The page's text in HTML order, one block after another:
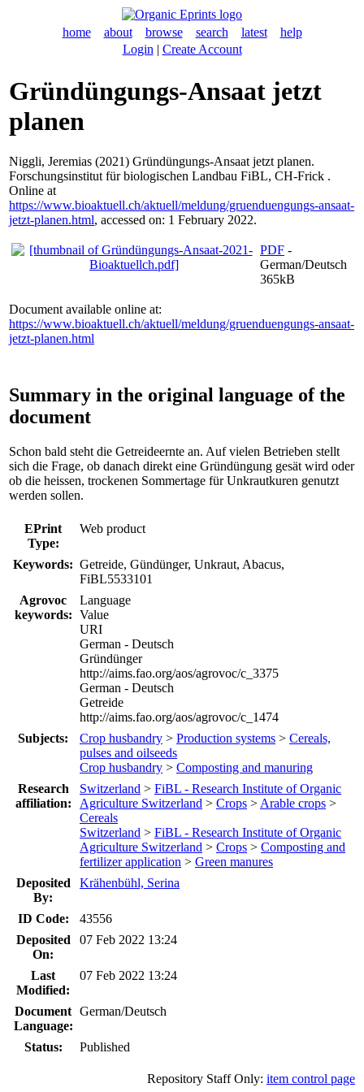
home about browse search latest
help
Login | Create Account
Gründüngungs-Ansaat jetzt
planen
Niggli, Jeremias (2021) Gründüngungs-Ansaat jetzt planen.
Forschungsinstitut für biologischen Landbau FiBL, CH-Frick .
Online at
https://www.bioaktuell.ch/aktuell/meldung/gruenduengungs-ansaat-
jetzt-planen.html, accessed on: 1 February 2022.
PDF -
German/Deutsch
365kB
Document available online at:
https://www.bioaktuell.ch/aktuell/meldung/gruenduengungs-ansaat-
jetzt-planen.html
Summary in the original language of the
document
Schon bald steht die Getreideernte an. Auf vielen Betrieben stellt
sich die Frage, ob danach direkt eine Gründüngung gesät wird oder
ob die heissen, trockenen Sommertage für Unkrautkuren genutzt
werden sollen.
EPrint
Type:
Web product
Keywords: Getreide, Gündünger, Unkraut, Abacus,
FiBL5533101
Agrovoc
keywords:
Language
Value
URI
German - Deutsch
Gründünger
http://aims.fao.org/aos/agrovoc/c_3375
German - Deutsch
Getreide
http://aims.fao.org/aos/agrovoc/c_1474
Subjects:
Crop husbandry > Production systems > Cereals,
pulses and oilseeds
Crop husbandry > Composting and manuring
Research
affiliation:
Switzerland > FiBL - Research Institute of Organic
Agriculture Switzerland > Crops > Arable crops >
Cereals
Switzerland > FiBL - Research Institute of Organic
Agriculture Switzerland > Crops > Composting and
fertilizer application > Green manures
Deposited
By:
Krähenbühl, Serina
ID Code:
43556
Deposited
On:
07 Feb 2022 13:24
Last
Modified:
07 Feb 2022 13:24
Document
Language:
German/Deutsch
Status: Published
Repository Staff Only: item control page